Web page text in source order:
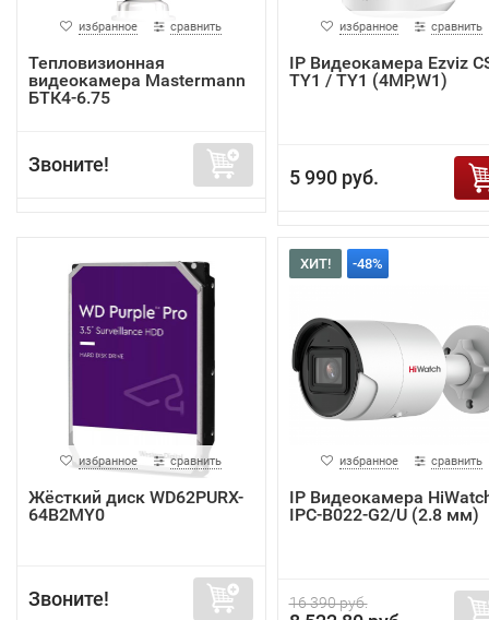
избранное сравнить
Тепловизионная
видеокамера Mastermann
БТК4-6.75
Звоните!
избранное сравнить
IP Видеокамера Ezviz
TY1 / TY1 (4MP,W1)
5 990 руб.
избранное сравнить
Жёсткий диск WD62PURX-
64B2MY0
Звоните!
ХИТ! -48%
избранное сравнить
IP Видеокамера
IPC-B022-G2/U (2.8 мм)
16 390 руб.